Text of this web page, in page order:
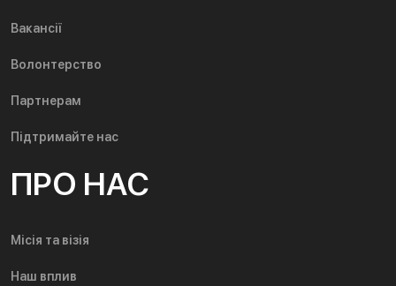
Вакансії
Волонтерство
Партнерам
Підтримайте нас
ПРО НАС
Місія та візія
Наш вплив